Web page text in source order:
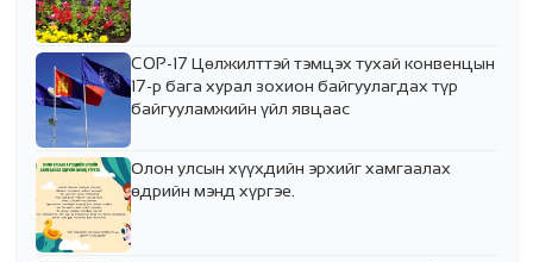
COP-17 Цөлжилттэй тэмцэх тухай конвенцын
17-р бага хурал зохион байгуулагдах түр
байгууламжийн үйл явцаас
Олон улсын хүүхдийн эрхийг хамгаалах
өдрийн мэнд хүргэе.